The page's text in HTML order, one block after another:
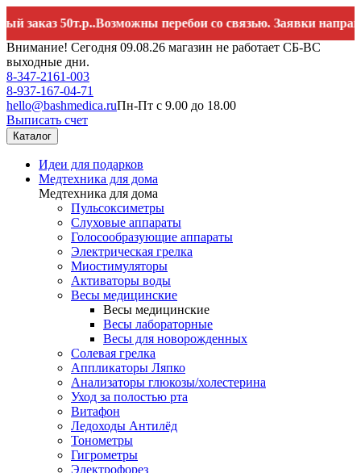
50т.р..Возможны перебои со связью. Заявки направляйте
Внимание! Сегодня 09.08.26 магазин не работает СБ-ВС
выходные дни.
8-347-2161-003
8-937-167-04-71
hello@bashmedica.ruПн-Пт с 9.00 до 18.00
Выписать счет
Каталог
Идеи для подарков
Медтехника для дома
Медтехника для дома
Пульсоксиметры
Слуховые аппараты
Голосообразующие аппараты
Электрическая грелка
Миостимуляторы
Активаторы воды
Весы медицинские
Весы медицинские
Весы лабораторные
Весы для новорожденных
Солевая грелка
Аппликаторы Ляпко
Анализаторы глюкозы/холестерина
Уход за полостью рта
Витафон
Ледоходы Антилёд
Тонометры
Гигрометры
Электрофорез